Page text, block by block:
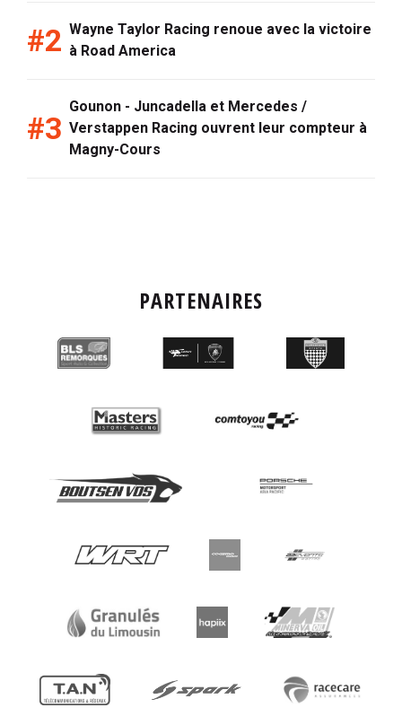
Wayne Taylor Racing renoue avec la victoire
à Road America
Gounon - Juncadella et Mercedes /
Verstappen Racing ouvrent leur compteur à
Magny-Cours
PARTENAIRES